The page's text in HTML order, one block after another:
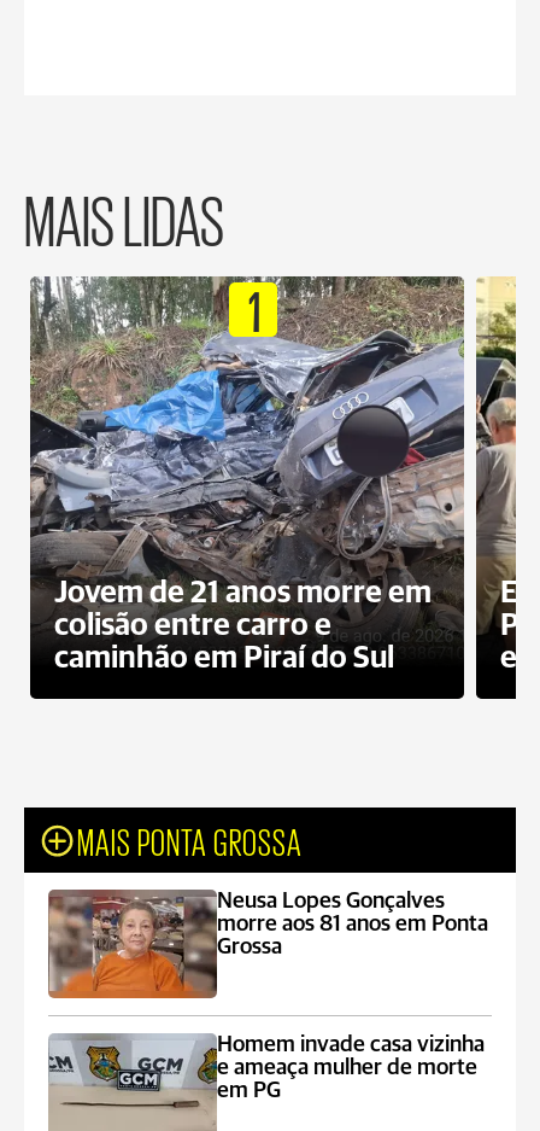
MAIS LIDAS
1
Jovem de 21 anos morre em
colisão entre carro e
caminhão em Piraí do Sul
MAIS PONTA GROSSA
Neusa Lopes Gonçalves
morre aos 81 anos em Ponta
Grossa
Homem invade casa vizinha
e ameaça mulher de morte
em PG